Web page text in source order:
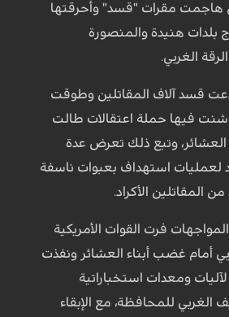
هاجمت مقرات "قسد" وأحرقتها
بلدات هنيدة والمنصورة
الغربي.
قسد آلاف المقاتلين وطوقت
وشنت فيها حملة اعتقالات طالت
أبناء العشائر، وتبع ذلك تعرض عدة
لعمليات استهداف بعبوات ناسفة
المقاتلين الأكراد.
فرت القوات الأمريكية
أمام غضب أبناء العشائر ونفذت
ومعدات استخباراتية
الغربي للمحافظة، مع الإبقاء